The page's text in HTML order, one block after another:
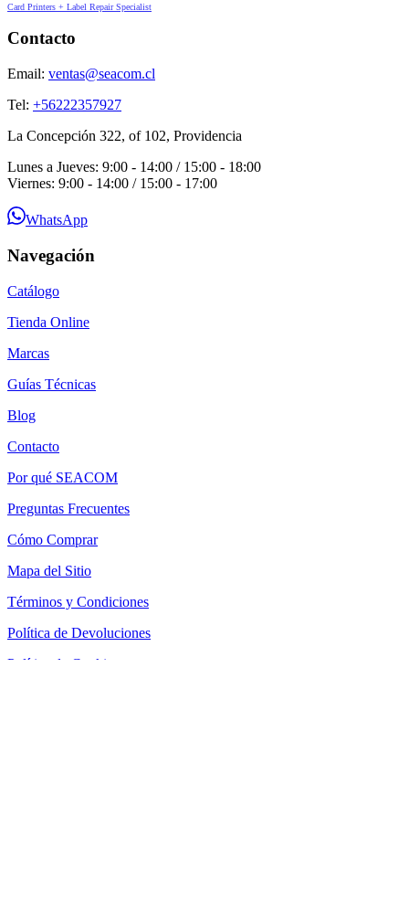
Card Printers + Label Repair Specialist
Contacto
Email: ventas@seacom.cl
Tel: +56222357927
La Concepción 322, of 102, Providencia
Lunes a Jueves: 9:00 - 14:00 / 15:00 - 18:00
Viernes: 9:00 - 14:00 / 15:00 - 17:00
WhatsApp
Navegación
Catálogo
Tienda Online
Marcas
Guías Técnicas
Blog
Contacto
Por qué SEACOM
Preguntas Frecuentes
Cómo Comprar
Mapa del Sitio
Términos y Condiciones
Política de Devoluciones
Política de Cookies